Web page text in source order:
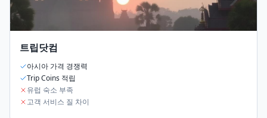
트립닷컴
아시아 가격 경쟁력
Trip Coins 적립
유럽 숙소 부족
고객 서비스 질 차이